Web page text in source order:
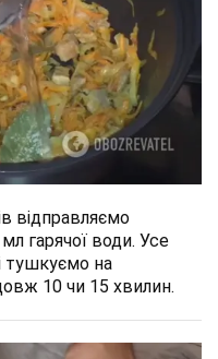
відправляємо
гарячої води. Усе
тушкуємо на
10 чи 15 хвилин.